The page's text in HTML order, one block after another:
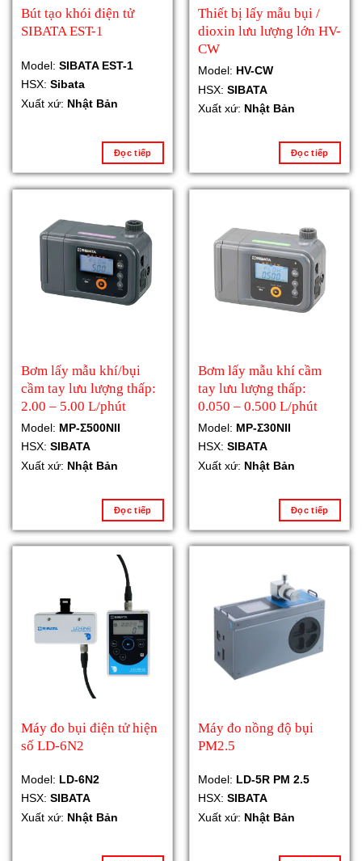
Bút tạo khói điện tử
SIBATA EST-1
Model: SIBATA EST-1
HSX: Sibata
Xuất xứ: Nhật Bản
Đọc tiếp
Thiết bị lấy mẫu bụi /
dioxin lưu lượng lớn HV-
CW
Model: HV-CW
HSX: SIBATA
Xuất xứ: Nhật Bản
Đọc tiếp
Bơm lấy mẫu khí/bụi
cầm tay lưu lượng thấp:
2.00 – 5.00 L/phút
Model: MP-Σ500NII
HSX: SIBATA
Xuất xứ: Nhật Bản
Đọc tiếp
Bơm lấy mẫu khí cầm
tay lưu lượng thấp:
0.050 – 0.500 L/phút
Model: MP-Σ30NII
HSX: SIBATA
Xuất xứ: Nhật Bản
Đọc tiếp
Máy đo bụi điện tử hiện
số LD-6N2
Model: LD-6N2
HSX: SIBATA
Xuất xứ: Nhật Bản
Máy đo nồng độ bụi
PM2.5
Model: LD-5R PM 2.5
HSX: SIBATA
Xuất xứ: Nhật Bản